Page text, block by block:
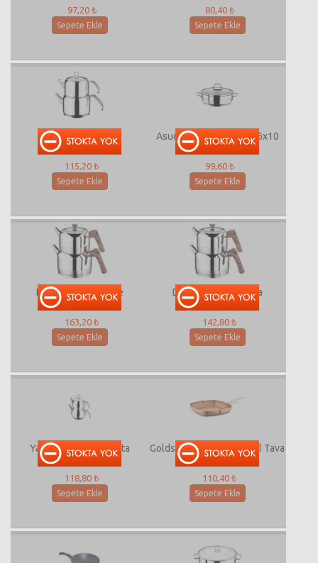
97,20 ₺
Sepete Ekle
80,40 ₺
Sepete Ekle
Ece Çaydanlık Mini
115,20 ₺
Sepete Ekle
Asude Basık Tencere 26x10
99,60 ₺
Sepete Ekle
Doga Çaydanlık Aile
163,20 ₺
Sepete Ekle
Doga Çaydanlık Orta
142,80 ₺
Sepete Ekle
Yagmur Çaydanlık Orta
118,80 ₺
Sepete Ekle
Goldstone 28x28 Cm Grill Tava
110,40 ₺
Sepete Ekle